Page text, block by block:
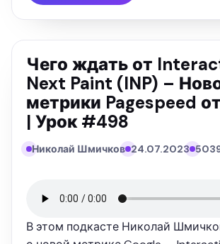
Чего ждать от
Next Paint (INP) –
метрики Pagespeed
| Урок #498
Николай Шмичков 24.07.2023
В этом подкасте Николай